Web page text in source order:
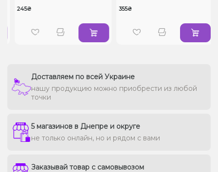
245₴ 355₴
Доставляем по всей Украине
нашу продукцию можно приобрести из любой
точки
5 магазинов в Днепре и округе
не только онлайн, но и рядом с вами
Заказывай товар с самовывозом